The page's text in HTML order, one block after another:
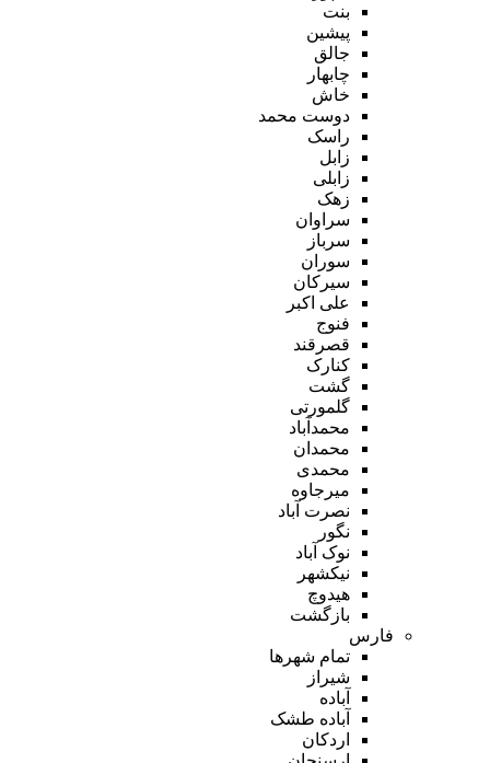
بنت
پیشین
جالق
چابهار
خاش
دوست محمد
راسک
زابل
زابلی
زهک
سراوان
سرباز
سوران
سیرکان
علی اکبر
فنوج
قصرقند
کنارک
گشت
گلمورتی
محمدآباد
محمدان
محمدی
میرجاوه
نصرت آباد
نگور
نوک آباد
نیکشهر
هیدوچ
بازگشت
فارس
تمام شهر‌ها
شیراز
آباده
آباده طشک
اردکان